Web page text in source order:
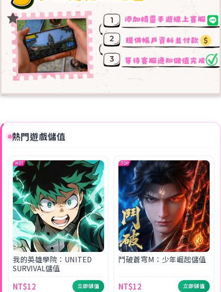
熱門遊戲儲值
HOT
我的英雄學院：UNITED
SURVIVAL儲值
NT$12
立即儲值
TOP
鬥破蒼穹M：少年崛起儲值
NT$12 立即儲值